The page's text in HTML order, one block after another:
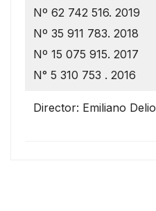
Nº 62 742 516. 2019
Nº 35 911 783. 2018
Nº 15 075 915. 2017
N° 5 310 753 . 2016
Director: Emiliano Delio